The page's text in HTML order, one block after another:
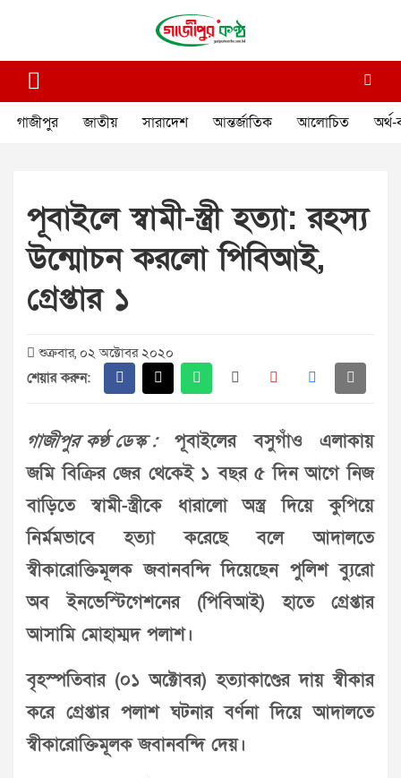
গাজীপুর কণ্ঠ
গাজীপুর জাতীয় সারাদেশ আন্তর্জাতিক আলোচিত অর্থ-
পূবাইলে স্বামী-স্ত্রী হত্যা: রহস্য
উন্মোচন করলো পিবিআই,
গ্রেপ্তার ১
শুক্রবার, ০২ অক্টোবর ২০২০
শেয়ার করুন:
গাজীপুর কণ্ঠ ডেস্ক :পূবাইলের বসুগাঁও এলাকায়
জমি বিক্রির জের থেকেই ১ বছর ৫ দিন আগে নিজ
বাড়িতে স্বামী-স্ত্রীকে ধারালো অস্ত্র দিয়ে কুপিয়ে
নির্মমভাবে হত্যা করেছে বলে আদালতে
স্বীকারোক্তিমূলক জবানবন্দি দিয়েছেন পুলিশ ব্যুরো
অব ইনভেস্টিগেশনের (পিবিআই) হাতে গ্রেপ্তার
আসামি মোহাম্মদ পলাশ।
বৃহস্পতিবার (০১ অক্টোবর) হত্যাকাণ্ডের দায় স্বীকার
করে গ্রেপ্তার পলাশ ঘটনার বর্ণনা দিয়ে আদালতে
স্বীকারোক্তিমূলক জবানবন্দি দেয়।